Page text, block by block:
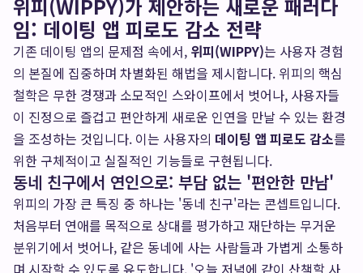
위피(WIPPY)가 제안하는 새로운 패러다
임: 데이팅 앱 피로도 감소 전략
기존 데이팅 앱의 문제점 속에서, 위피(WIPPY)는 사용자 경험
의 본질에 집중하며 차별화된 해법을 제시합니다. 위피의 핵심
철학은 무한 경쟁과 소모적인 스와이프에서 벗어나, 사용자들
이 진정으로 즐겁고 편안하게 새로운 인연을 만날 수 있는 환경
을 조성하는 것입니다. 이는 사용자의 데이팅 앱 피로도 감소를
위한 구체적이고 실질적인 기능들로 구현됩니다.
동네 친구에서 연인으로: 부담 없는 '편안한 만남'
위피의 가장 큰 특징 중 하나는 '동네 친구'라는 콘셉트입니다.
처음부터 연애를 목적으로 상대를 평가하고 재단하는 무거운
분위기에서 벗어나, 같은 동네에 사는 사람들과 가볍게 소통하
며 시작할 수 있도록 유도합니다. '오늘 저녁에 같이 산책할 사